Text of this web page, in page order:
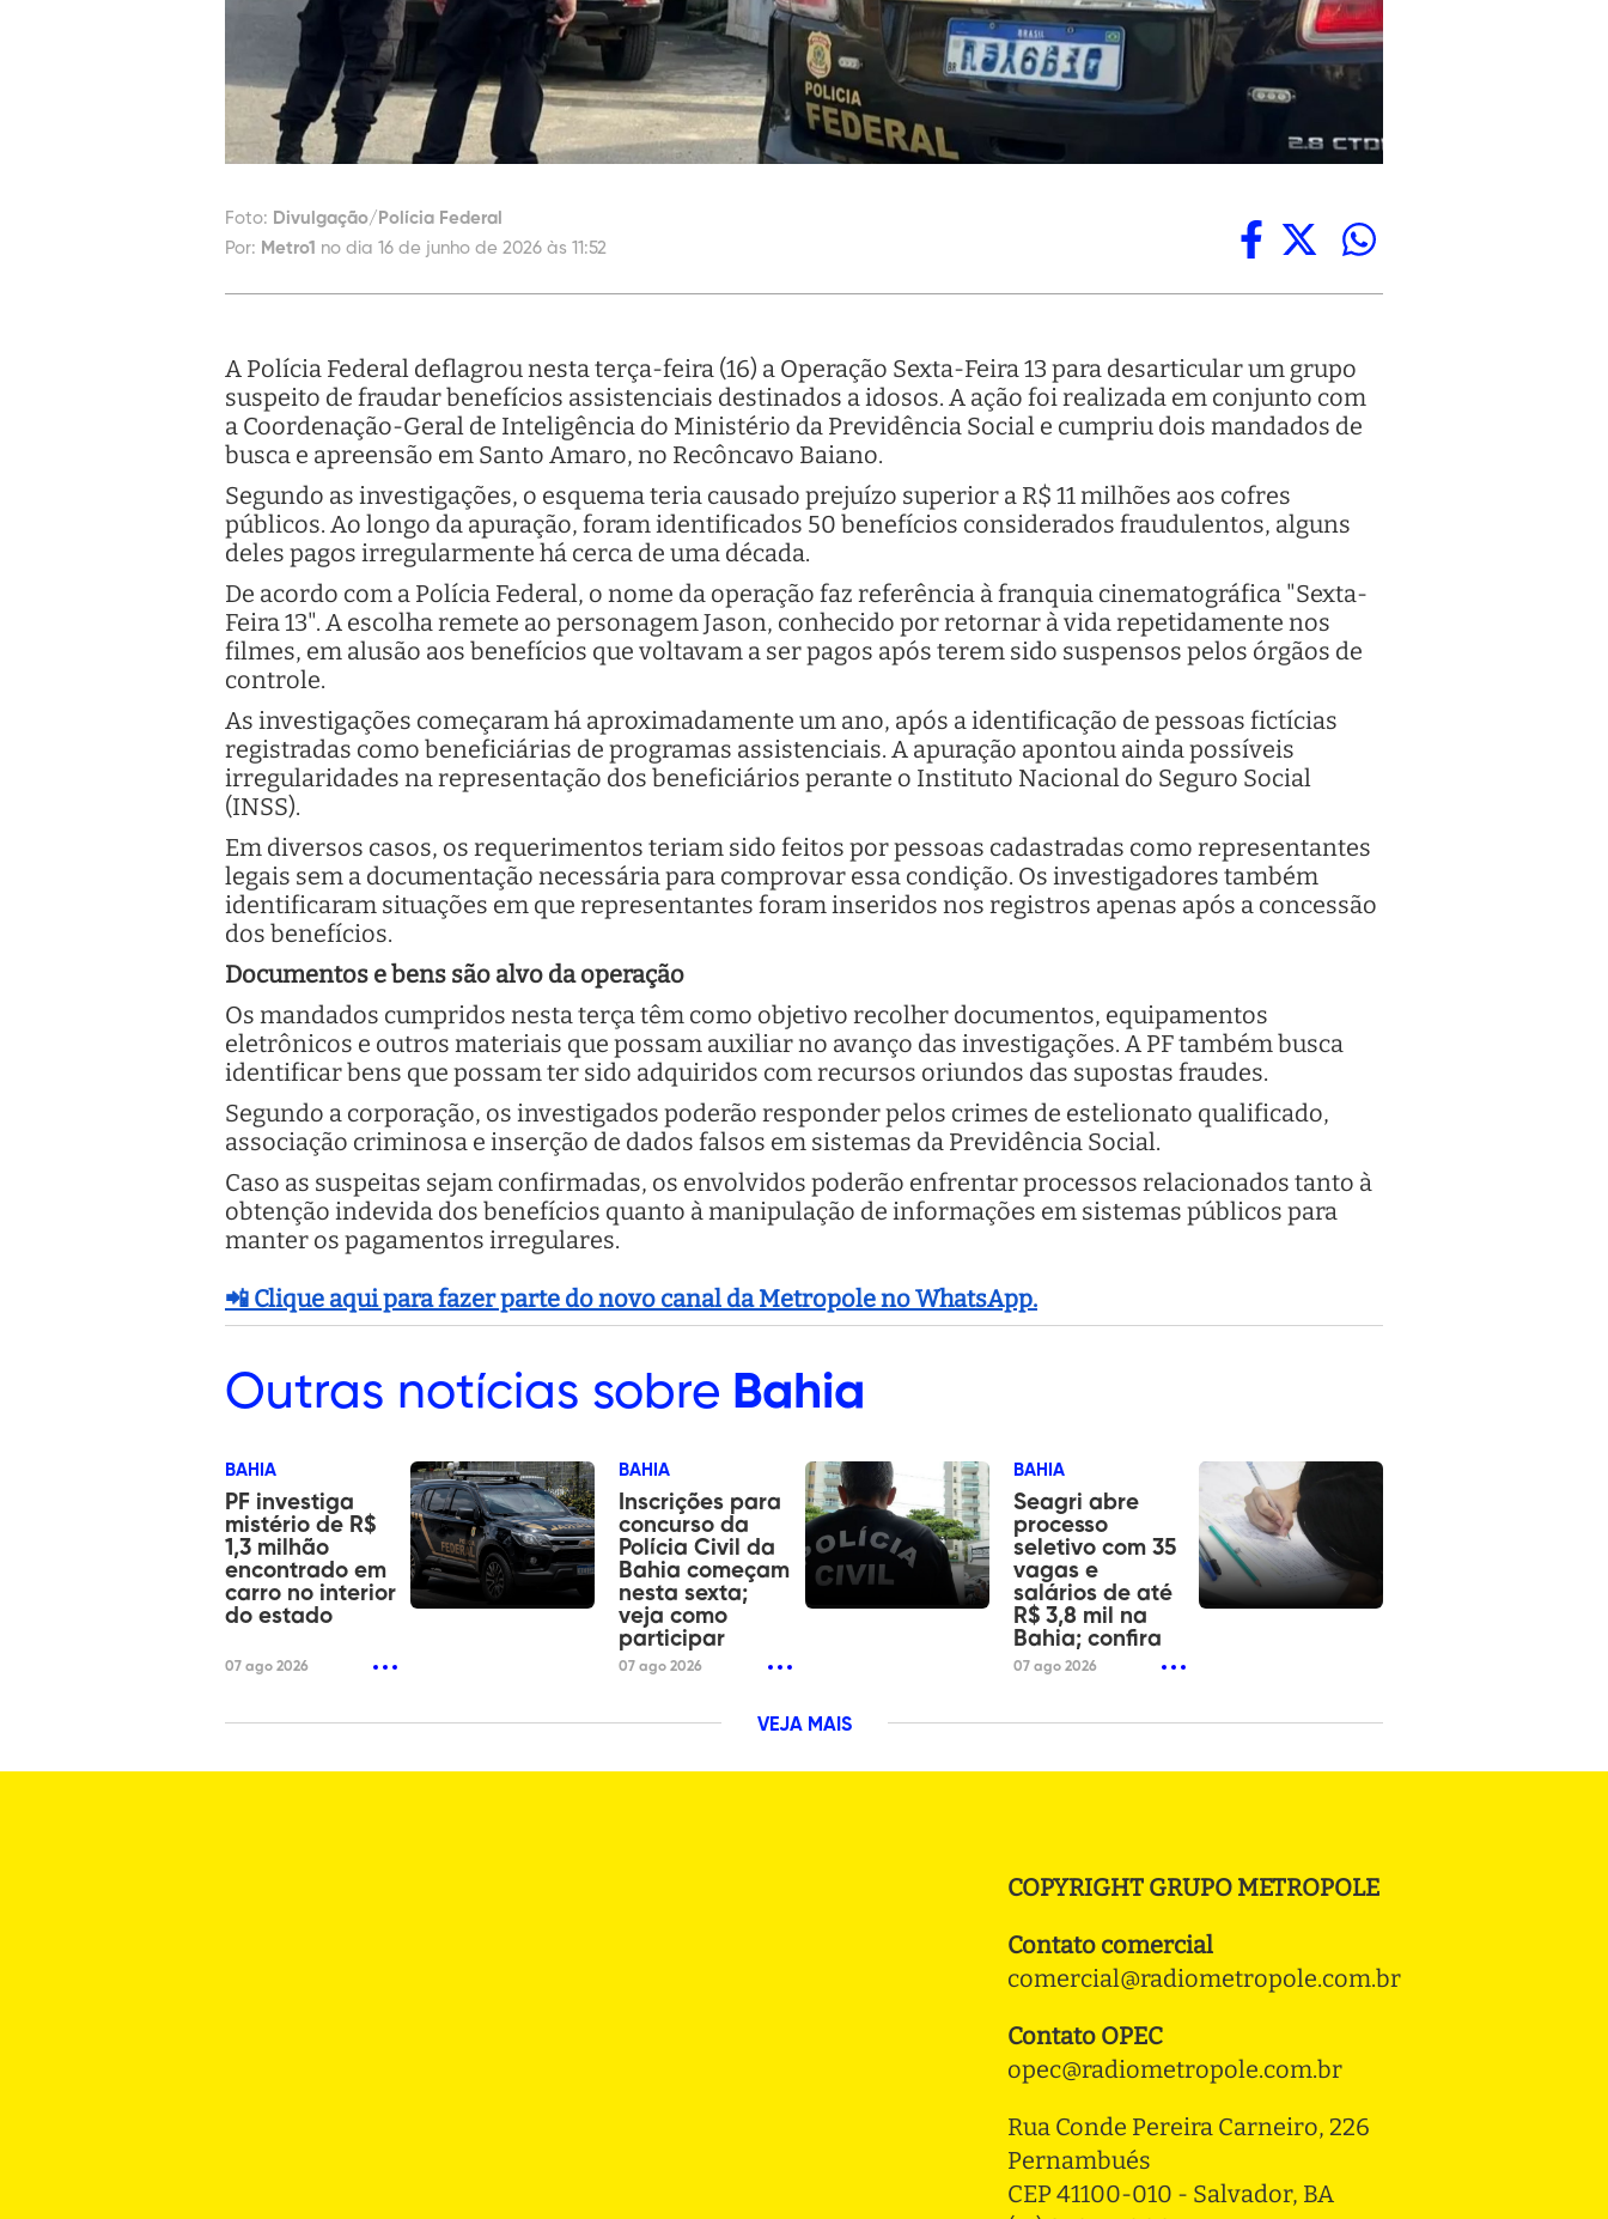
Foto: Divulgação/Polícia Federal
Por: Metro1 no dia 16 de junho de 2026 às 11:52
A Polícia Federal deflagrou nesta terça-feira (16) a Operação Sexta-Feira 13 para desarticular um grupo
suspeito de fraudar benefícios assistenciais destinados a idosos. A ação foi realizada em conjunto com
a Coordenação-Geral de Inteligência do Ministério da Previdência Social e cumpriu dois mandados de
busca e apreensão em Santo Amaro, no Recôncavo Baiano.
Segundo as investigações, o esquema teria causado prejuízo superior a R$ 11 milhões aos cofres
públicos. Ao longo da apuração, foram identificados 50 benefícios considerados fraudulentos, alguns
deles pagos irregularmente há cerca de uma década.
De acordo com a Polícia Federal, o nome da operação faz referência à franquia cinematográfica "Sexta-
Feira 13". A escolha remete ao personagem Jason, conhecido por retornar à vida repetidamente nos
filmes, em alusão aos benefícios que voltavam a ser pagos após terem sido suspensos pelos órgãos de
controle.
As investigações começaram há aproximadamente um ano, após a identificação de pessoas fictícias
registradas como beneficiárias de programas assistenciais. A apuração apontou ainda possíveis
irregularidades na representação dos beneficiários perante o Instituto Nacional do Seguro Social
(INSS).
Em diversos casos, os requerimentos teriam sido feitos por pessoas cadastradas como representantes
legais sem a documentação necessária para comprovar essa condição. Os investigadores também
identificaram situações em que representantes foram inseridos nos registros apenas após a concessão
dos benefícios.
Documentos e bens são alvo da operação
Os mandados cumpridos nesta terça têm como objetivo recolher documentos, equipamentos
eletrônicos e outros materiais que possam auxiliar no avanço das investigações. A PF também busca
identificar bens que possam ter sido adquiridos com recursos oriundos das supostas fraudes.
Segundo a corporação, os investigados poderão responder pelos crimes de estelionato qualificado,
associação criminosa e inserção de dados falsos em sistemas da Previdência Social.
Caso as suspeitas sejam confirmadas, os envolvidos poderão enfrentar processos relacionados tanto à
obtenção indevida dos benefícios quanto à manipulação de informações em sistemas públicos para
manter os pagamentos irregulares.
📲 Clique aqui para fazer parte do novo canal da Metropole no WhatsApp.
Outras notícias sobre Bahia
BAHIA
PF investiga
mistério de R$
1,3 milhão
encontrado em
carro no interior
do estado
07 ago 2026
BAHIA
Inscrições para
concurso da
Polícia Civil da
Bahia começam
nesta sexta;
veja como
participar
07 ago 2026
BAHIA
Seagri abre
processo
seletivo com 35
vagas e
salários de até
R$ 3,8 mil na
Bahia; confira
07 ago 2026
VEJA MAIS
COPYRIGHT GRUPO METROPOLE
Contato comercial
comercial@radiometropole.com.br
Contato OPEC
opec@radiometropole.com.br
Rua Conde Pereira Carneiro, 226
Pernambués
CEP 41100-010 - Salvador, BA